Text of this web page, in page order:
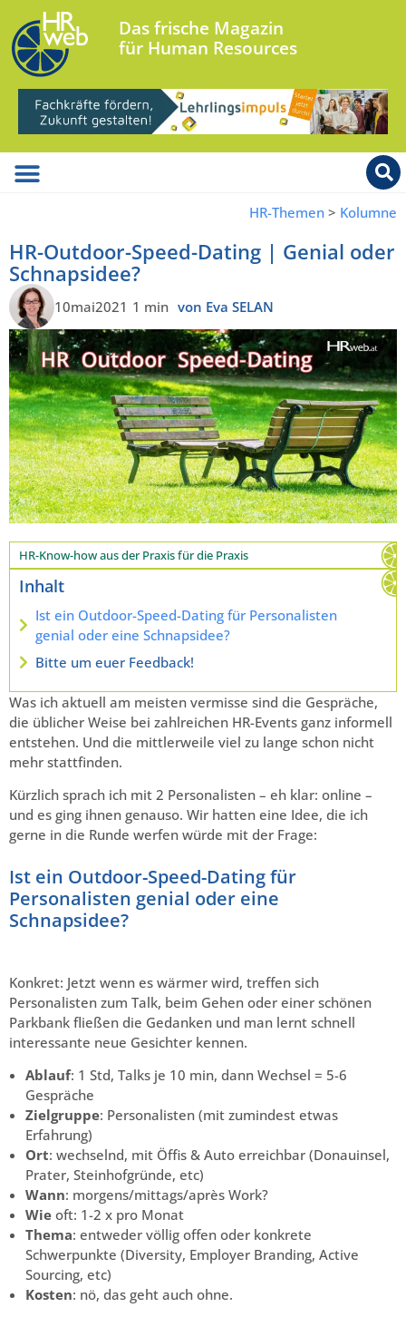
Das frische Magazin
für Human Resources
HR-Themen > Kolumne
HR-Outdoor-Speed-Dating | Genial oder
Schnapsidee?
10mai2021 1 min von Eva SELAN
HR-Know-how aus der Praxis für die Praxis
Inhalt
Ist ein Outdoor-Speed-Dating für Personalisten
genial oder eine Schnapsidee?
Bitte um euer Feedback!
Was ich aktuell am meisten vermisse sind die Gespräche,
die üblicher Weise bei zahlreichen HR-Events ganz informell
entstehen. Und die mittlerweile viel zu lange schon nicht
mehr stattfinden.
Kürzlich sprach ich mit 2 Personalisten – eh klar: online –
und es ging ihnen genauso. Wir hatten eine Idee, die ich
gerne in die Runde werfen würde mit der Frage:
Ist ein Outdoor-Speed-Dating für
Personalisten genial oder eine
Schnapsidee?
Konkret: Jetzt wenn es wärmer wird, treffen sich
Personalisten zum Talk, beim Gehen oder einer schönen
Parkbank fließen die Gedanken und man lernt schnell
interessante neue Gesichter kennen.
Ablauf: 1 Std, Talks je 10 min, dann Wechsel = 5-6
Gespräche
Zielgruppe: Personalisten (mit zumindest etwas
Erfahrung)
Ort: wechselnd, mit Öffis & Auto erreichbar (Donauinsel,
Prater, Steinhofgründe, etc)
Wann: morgens/mittags/après Work?
Wie oft: 1-2 x pro Monat
Thema: entweder völlig offen oder konkrete
Schwerpunkte (Diversity, Employer Branding, Active
Sourcing, etc)
Kosten: nö, das geht auch ohne.